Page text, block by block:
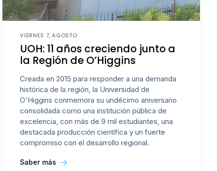
VIERNES 7, AGOSTO
UOH: 11 años creciendo junto a
la Región de O’Higgins
Creada en 2015 para responder a una demanda
histórica de la región, la Universidad de
O'Higgins conmemora su undécimo aniversario
consolidada como una institución pública de
excelencia, con más de 9 mil estudiantes, una
destacada producción científica y un fuerte
compromiso con el desarrollo regional.
Saber más